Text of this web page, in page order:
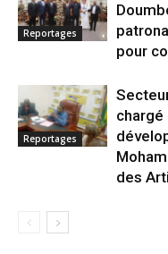
Reportages
pour
Reportages
chargé
des